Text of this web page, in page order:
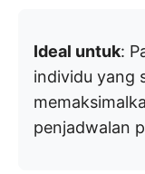
Ideal untuk:
individu yang
penjadwalan